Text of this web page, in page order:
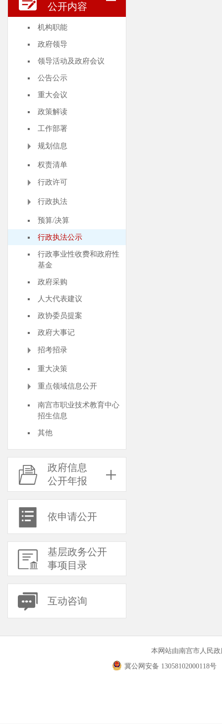
公开内容
机构职能
政府领导
领导活动及政府会议
公告公示
重大会议
政策解读
工作部署
规划信息
权责清单
行政许可
行政执法
预算/决算
行政执法公示
行政事业性收费和政府性
基金
政府采购
人大代表建议
政协委员提案
政府大事记
招考招录
重大决策
重点领域信息公开
南宫市职业技术教育中心
招生信息
其他
政府信息
公开年报
依申请公开
基层政务公开
事项目录
互动咨询
本网站由南宫市人民
冀公网安备 13058102000118号